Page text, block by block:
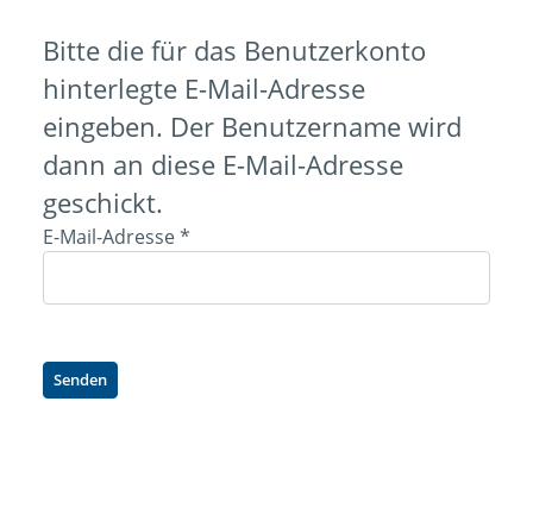
Bitte die für das Benutzerkonto
hinterlegte E-Mail-Adresse
eingeben. Der Benutzername wird
dann an diese E-Mail-Adresse
geschickt.
E-Mail-Adresse*
Senden